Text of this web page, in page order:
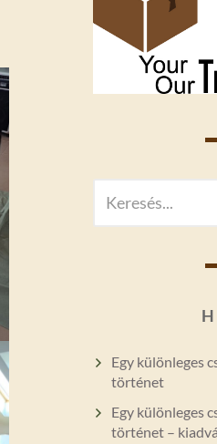
FOR:
Egy különleges
történet
Egy különleges
történet –